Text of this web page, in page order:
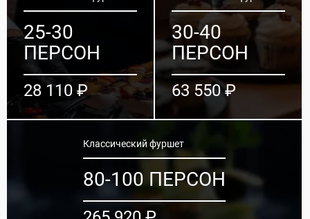
25-30
ПЕРСОН
28 110 ₽
30-40
ПЕРСОН
63 550 ₽
Классический фуршет
80-100 ПЕРСОН